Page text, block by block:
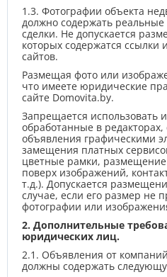
1.3. Фотографии объекта
должно содержать
сделки. Не допускается
которых содержатся ссылки
сайтов.
Размещая фото или
что имеете юридические
сайте Domovita.by.
Запрещается использовать
обработанные в
объявления графическими
замещения платных
цветные рамки, размещение
поверх изображений,
т.д.). Допускается
случае, если его размер не
фотографии или
2. Дополнительные
юридических лиц.
2.1. Объявления от
должны содержать